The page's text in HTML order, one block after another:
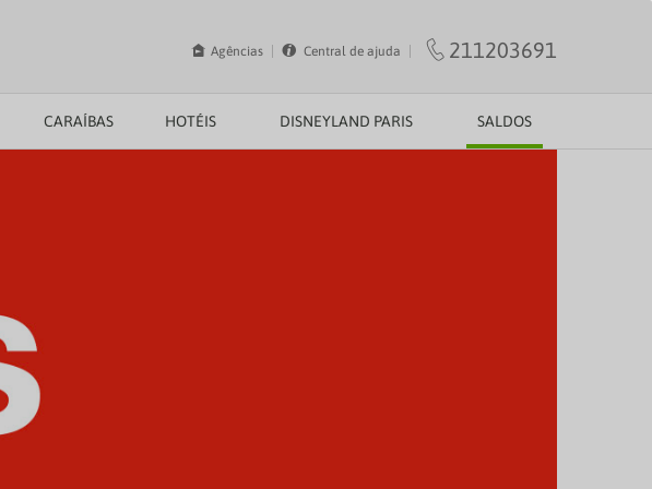
211203691
Agências Central de ajuda
CARAÍBAS HOTÉIS DISNEYLAND PARIS SALDOS